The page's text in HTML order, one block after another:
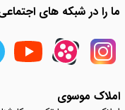
ما را در شبکه های
املاک موسوی